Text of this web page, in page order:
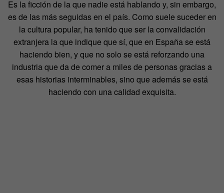
Es la ficción de la que nadie está hablando y, sin embargo,
es de las más seguidas en el país. Como suele suceder en
la cultura popular, ha tenido que ser la convalidación
extranjera la que indique que sí, que en España se está
haciendo bien, y que no solo se está reforzando una
industria que da de comer a miles de personas gracias a
esas historias interminables, sino que además se está
haciendo con una calidad exquisita.